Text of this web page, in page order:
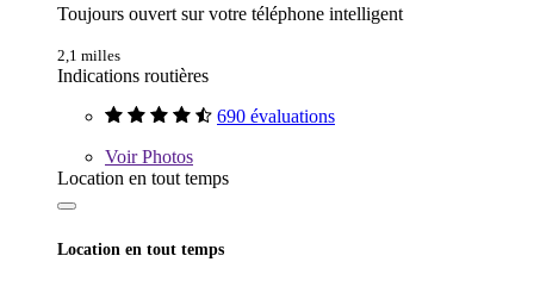
Toujours ouvert sur votre téléphone intelligent
2,1 milles
Indications routières
690 évaluations
VoirPhotos
Location en tout temps
Location en tout temps